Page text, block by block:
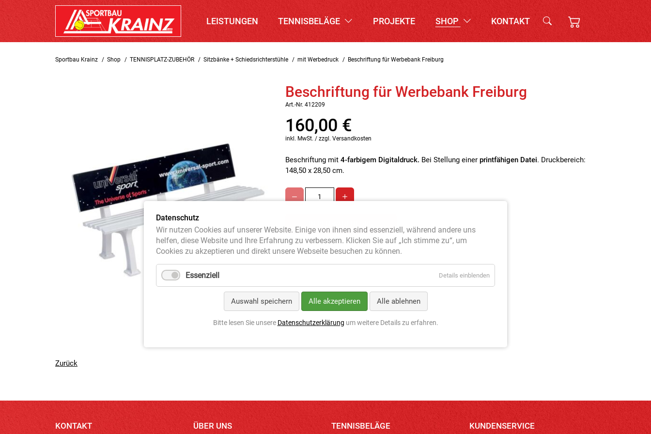
LEISTUNGEN TENNISBELÄGE PROJEKTE SHOP KONTAKT
Sportbau Krainz Shop TENNISPLATZ-ZUBEHÖR Sitzbänke + Schiedsrichterstühle mit Werbedruck Beschriftung für Werbebank Freiburg
Beschriftung für Werbebank Freiburg
Art.-Nr. 412209
160,00 €
inkl. MwSt. / zzgl. Versandkosten
Beschriftung mit 4-farbigem Digitaldruck. Bei Stellung einer printfähigen Datei. Druckbereich:
148,50 x 28,50 cm.
Zurück
KONTAKT ÜBER UNS TENNISBELÄGE KUNDENSERVICE
Datenschutz
Wir nutzen Cookies auf unserer Website. Einige von ihnen sind essenziell, während andere uns
helfen, diese Website und Ihre Erfahrung zu verbessern. Klicken Sie auf „Ich stimme zu“, um
Cookies zu akzeptieren und direkt unsere Webseite besuchen zu können.
Essenziell Details einblenden
Auswahl speichern Alle akzeptieren Alle ablehnen
Bitte lesen Sie unsere Datenschutzerklärung um weitere Details zu erfahren.